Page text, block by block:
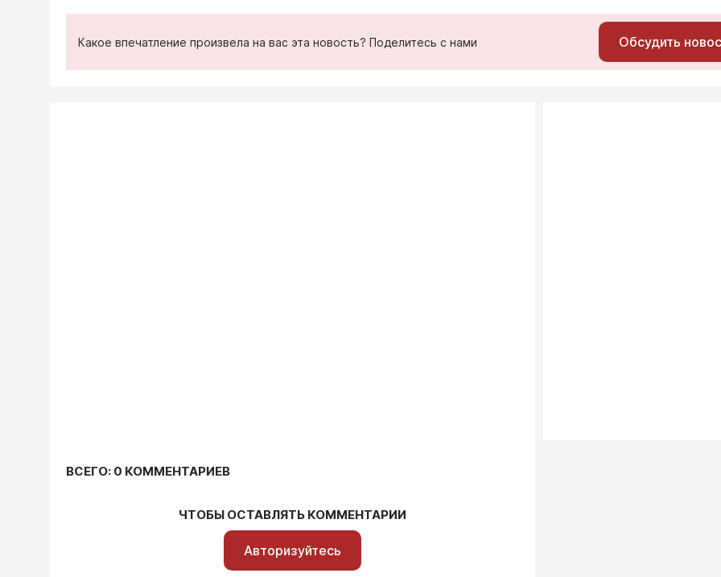
Какое впечатление произвела на вас эта новость? Поделитесь с нами Обсудить
ВСЕГО: 0 КОММЕНТАРИЕВ
ЧТОБЫ ОСТАВЛЯТЬ КОММЕНТАРИИ
Авторизуйтесь